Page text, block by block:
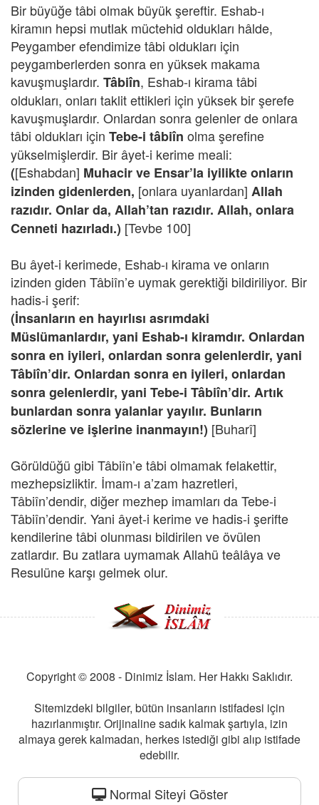
Bir büyüğe tâbi olmak büyük şereftir. Eshab-ı
kiramın hepsi mutlak müctehid oldukları hâlde,
Peygamber efendimize tâbi oldukları için
peygamberlerden sonra en yüksek makama
kavuşmuşlardır. Tâbiîn, Eshab-ı kirama tâbi
oldukları, onları taklit ettikleri için yüksek bir şerefe
kavuşmuşlardır. Onlardan sonra gelenler de onlara
tâbi oldukları için Tebe-i tâbiîn olma şerefine
yükselmişlerdir. Bir âyet-i kerime meali:
([Eshabdan] Muhacir ve Ensar’la iyilikte onların
izinden gidenlerden, [onlara uyanlardan] Allah
razıdır. Onlar da, Allah’tan razıdır. Allah, onlara
Cenneti hazırladı.) [Tevbe 100]
Bu âyet-i kerimede, Eshab-ı kirama ve onların
izinden giden Tâbiîn’e uymak gerektiği bildiriliyor. Bir
hadis-i şerif:
(İnsanların en hayırlısı asrımdaki
Müslümanlardır, yani Eshab-ı kiramdır. Onlardan
sonra en iyileri, onlardan sonra gelenlerdir, yani
Tâbiîn’dir. Onlardan sonra en iyileri, onlardan
sonra gelenlerdir, yani Tebe-i Tâbiîn’dir. Artık
bunlardan sonra yalanlar yayılır. Bunların
sözlerine ve işlerine inanmayın!) [Buharî]
Görüldüğü gibi Tâbiîn’e tâbi olmamak felakettir,
mezhepsizliktir. İmam-ı a’zam hazretleri,
Tâbiîn’dendir, diğer mezhep imamları da Tebe-i
Tâbiîn’dendir. Yani âyet-i kerime ve hadis-i şerifte
kendilerine tâbi olunması bildirilen ve övülen
zatlardır. Bu zatlara uymamak Allahü teâlâya ve
Resulüne karşı gelmek olur.
Copyright © 2008 - Dinimiz İslam. Her Hakkı Saklıdır.
Sitemizdeki bilgiler, bütün insanların istifadesi için
hazırlanmıştır. Orijinaline sadık kalmak şartıyla, izin
almaya gerek kalmadan, herkes istediği gibi alıp istifade
edebilir.
Normal Siteyi Göster